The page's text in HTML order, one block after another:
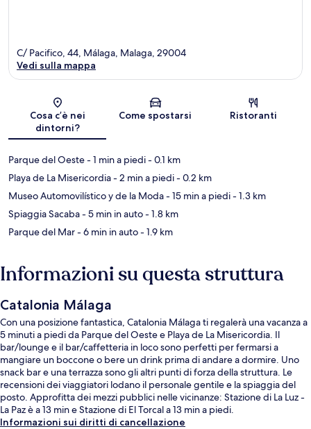
Mappa
C/ Pacifico, 44, Málaga, Malaga, 29004
Vedi sulla mappa
Cosa c’è nei
dintorni?
Come spostarsi Ristoranti
Parque del Oeste- 1 min a piedi- 0.1 km
Playa de La Misericordia- 2 min a piedi- 0.2 km
Museo Automovilístico y de la Moda- 15 min a piedi- 1.3 km
Spiaggia Sacaba- 5 min in auto- 1.8 km
Parque del Mar- 6 min in auto- 1.9 km
Informazioni su questa struttura
Catalonia Málaga
Con una posizione fantastica, Catalonia Málaga ti regalerà una vacanza a
5 minuti a piedi da Parque del Oeste e Playa de La Misericordia. Il
bar/lounge e il bar/caffetteria in loco sono perfetti per fermarsi a
mangiare un boccone o bere un drink prima di andare a dormire. Uno
snack bar e una terrazza sono gli altri punti di forza della struttura. Le
recensioni dei viaggiatori lodano il personale gentile e la spiaggia del
posto. Approfitta dei mezzi pubblici nelle vicinanze: Stazione di La Luz -
La Paz è a 13 min e Stazione di El Torcal a 13 min a piedi.
Informazioni sui diritti di cancellazione